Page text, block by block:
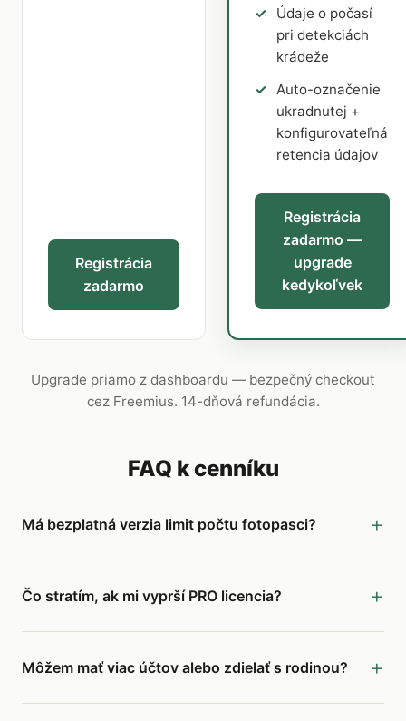
Registrácia
zadarmo
Údaje o počasí
pri detekciách
krádeže
Auto-označenie
ukradnutej +
konfigurovateľná
retencia údajov
Registrácia
zadarmo —
upgrade
kedykoľvek
Upgrade priamo z dashboardu — bezpečný checkout
cez Freemius. 14-dňová refundácia.
FAQ k cenníku
Má bezplatná verzia limit počtu fotopasci?
Čo stratím, ak mi vyprší PRO licencia?
Môžem mať viac účtov alebo zdielať s rodinou?